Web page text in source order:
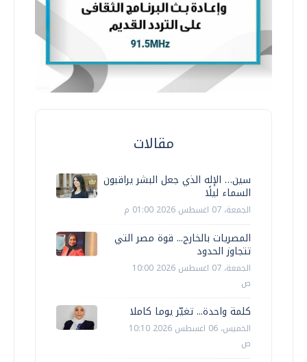
مقالات
سين… الإله الذي جعل البشر يراقبون
السماء ليلًا
الجمعة، 07 اغسطس 2026 01:00 م
المصريات بالخارج... قوة مصر التي
تتجاوز الحدود
الجمعة، 07 اغسطس 2026 10:00
ص
كلمة واحدة... تغيّر يوما كاملا
الخميس، 06 اغسطس 2026 10:10
ص